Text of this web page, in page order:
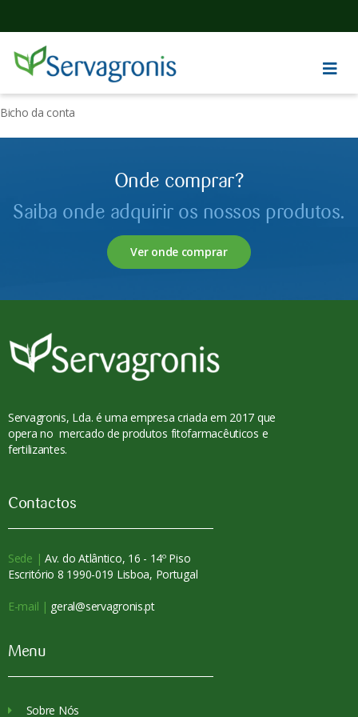
Bicho da conta
Onde comprar?
Saiba onde adquirir os nossos produtos.
Ver onde comprar
Servagronis, Lda. é uma empresa criada em 2017 que
opera no mercado de produtos fitofarmacêuticos e
fertilizantes.
Contactos
Sede | Av. do Atlântico, 16 - 14º Piso
Escritório 8 1990-019 Lisboa, Portugal
E-mail | geral@servagronis.pt
Menu
Sobre Nós